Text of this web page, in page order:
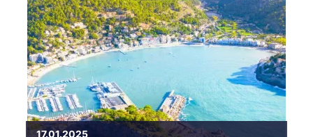
17.01.2025